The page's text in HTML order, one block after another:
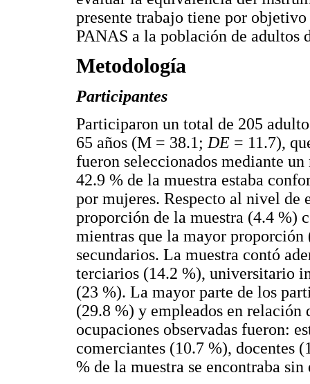
presente trabajo tiene por
PANAS a la población de adultos
Metodología
Participantes
Participaron un total de 205
65 años (M = 38.1; DE = 11.7),
fueron seleccionados mediante
42.9 % de la muestra estaba
por mujeres. Respecto al nivel de
proporción de la muestra (4.4 %)
mientras que la mayor
secundarios. La muestra contó
terciarios (14.2 %), universitario
(23 %). La mayor parte de los
(29.8 %) y empleados en relación
ocupaciones observadas fueron:
comerciantes (10.7 %), docentes
% de la muestra se encontraba sin